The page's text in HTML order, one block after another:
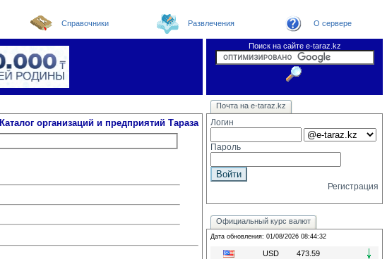
Справочники Развлечения О сервере
Поиск на сайте e-taraz.kz
Новости Погода в Таразе
Телефоный справочник
Видеоконференция
Новости e-taraz Замечания и предложения
Каталог организаций и предприятий Тараза
Почта на e-taraz.kz
Логин
Пароль
Регистрация
Официальный курс валют
Дата обновления: 01/08/2026 08:44:32
USD
473.59